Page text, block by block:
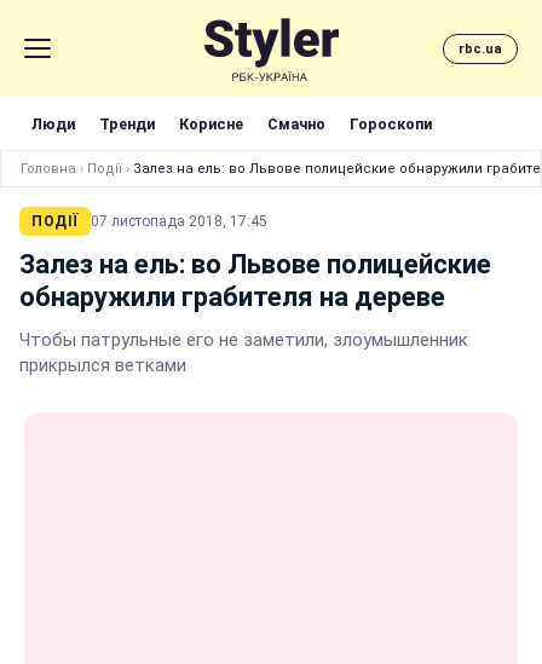
rbc.ua
Люди Тренди Корисне Смачно Гороскопи
Головна › Події › Залез на ель: во Львове полицейские обнаружили
ПОДІЇ 07 листопада 2018, 17:45
Залез на ель: во Львове полицейские
обнаружили грабителя на дереве
Чтобы патрульные его не заметили, злоумышленник
прикрылся ветками